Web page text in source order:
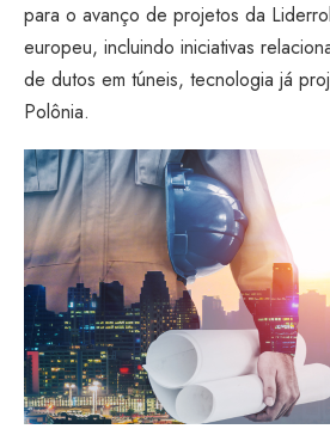
para o avanço de projetos da
europeu, incluindo iniciativas
de dutos em túneis, tecnologia já
Polônia.